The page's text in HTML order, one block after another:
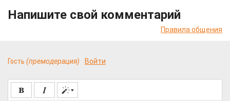
Напишите свой комментарий
Правила общения
Гость (премодерация) Войти